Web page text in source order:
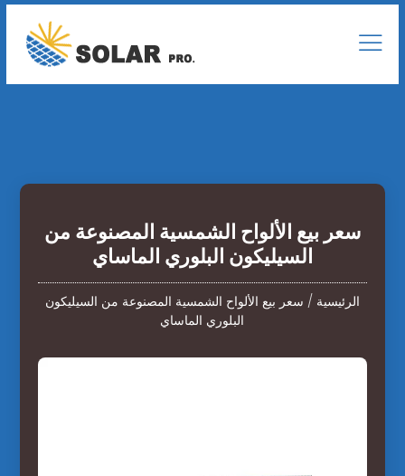
سعر بيع الألواح الشمسية المصنوعة من
السيليكون البلوري الماساي
الرئيسية / سعر بيع الألواح الشمسية المصنوعة من السيليكون
البلوري الماساي